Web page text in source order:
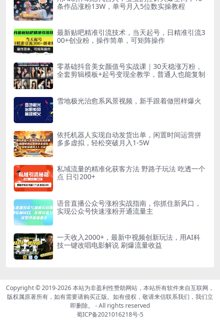
条作品涨粉13W，单号月入5位数实操教程
最新贴吧精准引流技术，当天起号，日精准引流3
00+创业粉，操作简单，可矩阵操作
零基础抖音美女颜值号实战课｜30天稳涨万粉，
全套剪辑模板+起号变现全教学，普通人也能复制
雪地极光治愈系风景视频，新手跟着做照样爆火
依托机器人实现自动发货出单，闲置时间运营拼
多多虚拟，轻松突破月入1-5W
私域流量的精准化获客方法 野路子玩法 吃透一个
点 日引200+
语音直播公众号涨粉实战指南，你抓住新风口，
实现公众号快速涨粉开通流量主
一天收入2000+，最新中视频创新玩法，用AI科
技一键改唱电影解说 刷爆流量收益
Copyright © 2019-2026本站为非盈利性赞助网站，本站所有软件来自互联网，
版权属原著所有，如有需要请购买正版。如有侵权，敬请来信联系我们，我们立
即删除。
- All rights reserved
蜀ICP备2021016218号-5